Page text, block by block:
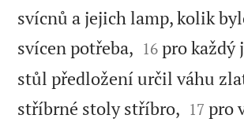
svícnů a jejich lamp, kolik
svícen potřeba, 

16 pro
stůl předložení určil váhu
stříbrné stoly stříbro, 

17 pro